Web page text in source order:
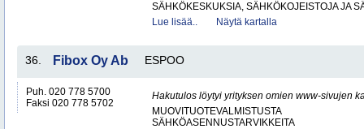
SÄHKÖKESKUKSIA, SÄHKÖKOJEISTOJA JA
Lue lisää..
Näytä kartalla
36. Fibox Oy Ab ESPOO
Puh. 020 778 5700
Faksi 020 778 5702
Hakutulos löytyi yrityksen omien www-sivujen
MUOVITUOTEVALMISTUSTA
SÄHKÖASENNUSTARVIKKEITA